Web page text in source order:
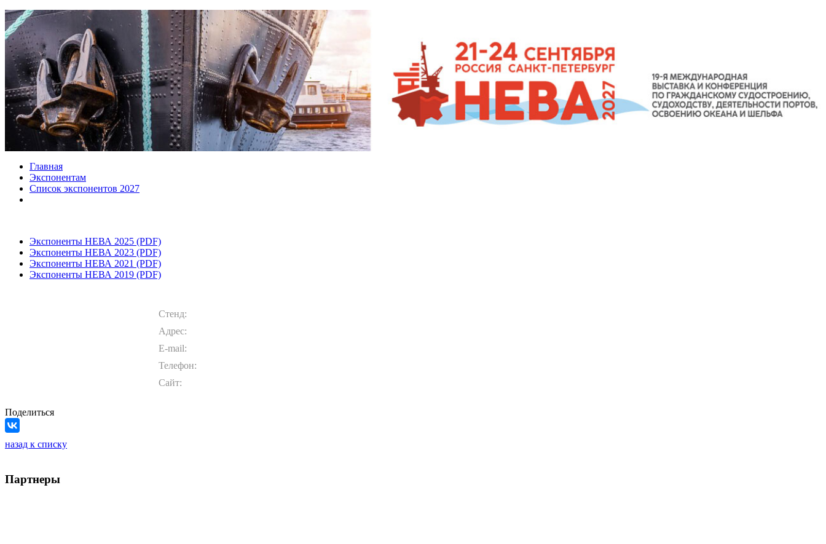
Главная
Экспонентам
Список экспонентов 2027
Экспоненты НЕВА 2025 (PDF)
Экспоненты НЕВА 2023 (PDF)
Экспоненты НЕВА 2021 (PDF)
Экспоненты НЕВА 2019 (PDF)
Стенд:
Адрес:
E-mail:
Телефон:
Сайт:
Поделиться
назад к списку
Партнеры